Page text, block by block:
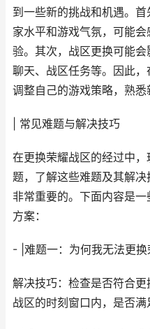
到一些新的挑战和机遇。
家水平和游戏气氛，可能
验。其次，战区更换可能
聊天、战区任务等。因此
调整自己的游戏策略，熟悉
| 常见难题与解决技巧
在更换荣耀战区的经过中
题，了解这些难题及其解
非常重要的。下面内容是
方案：
- |难题一：为何我无法更换
解决技巧：检查是否符合
战区的时刻窗口内，是否满